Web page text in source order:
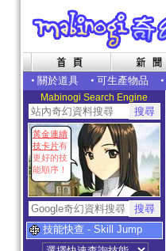
• 關於道具 • 可生產物品 •
Mabinogi Search Engine
黃金連續
技卡片有
更好的技
能順序！
技能快查 - Skill Jump